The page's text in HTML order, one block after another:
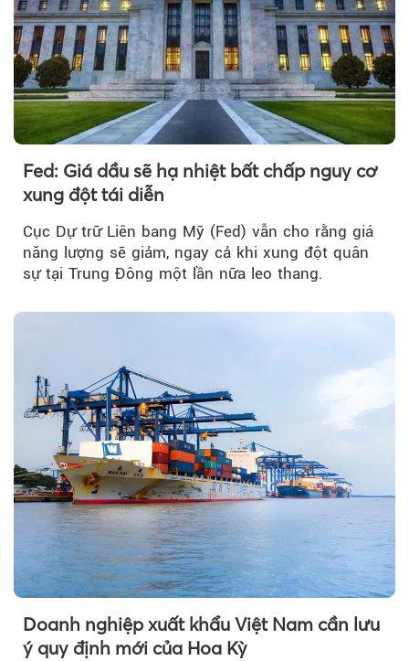
Fed: Giá dầu sẽ hạ nhiệt bất chấp nguy cơ
xung đột tái diễn
Cục Dự trữ Liên bang Mỹ (Fed) vẫn cho rằng giá
năng lượng sẽ giảm, ngay cả khi xung đột quân
sự tại Trung Đông một lần nữa leo thang.
Doanh nghiệp xuất khẩu Việt Nam cần lưu
ý quy định mới của Hoa Kỳ